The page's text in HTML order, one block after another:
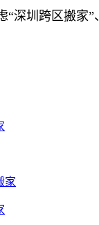
深圳跨区搬家